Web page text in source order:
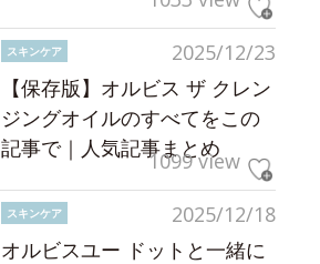
2025/12/23
スキンケア
【保存版】オルビス ザ クレン
ジングオイルのすべてをこの
記事で｜人気記事まとめ
1099 view
2025/12/18
スキンケア
オルビスユー ドットと一緒に